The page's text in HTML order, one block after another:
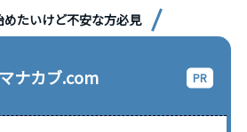
めたいけど不安な方必見
マナカブ.com